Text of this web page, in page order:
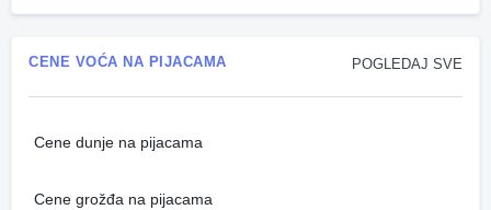
POGLEDAJ SVE
CENE VOĆA NA PIJACAMA
Cene dunje na pijacama
Cene grožđa na pijacama